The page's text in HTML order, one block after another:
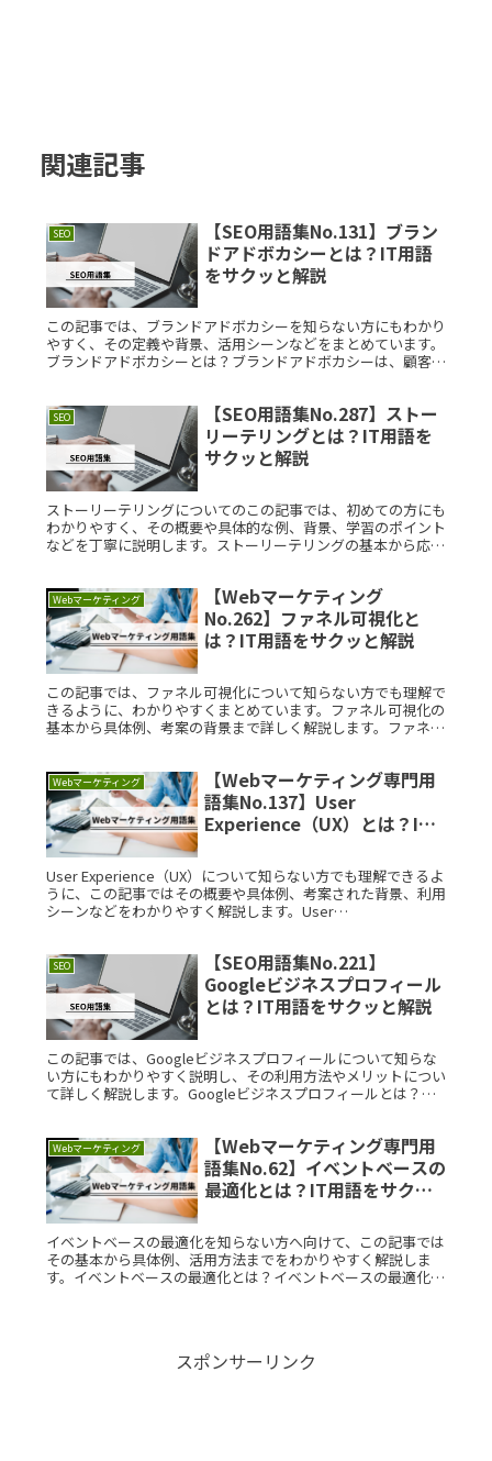
関連記事
SEO
【SEO用語集No.131】ブラン
ドアドボカシーとは？IT用語
をサクッと解説
この記事では、ブランドアドボカシーを知らない方にもわかり
やすく、その定義や背景、活用シーンなどをまとめています。
ブランドアドボカシーとは？ブランドアドボカシーは、顧客や
SEO
【SEO用語集No.287】ストー
リーテリングとは？IT用語を
サクッと解説
ストーリーテリングについてのこの記事では、初めての方にも
わかりやすく、その概要や具体的な例、背景、学習のポイント
などを丁寧に説明します。ストーリーテリングの基本から応用
Webマーケティング
【Webマーケティング
No.262】ファネル可視化と
は？IT用語をサクッと解説
この記事では、ファネル可視化について知らない方でも理解で
きるように、わかりやすくまとめています。ファネル可視化の
基本から具体例、考案の背景まで詳しく解説します。ファネル
Webマーケティング
【Webマーケティング専門用
語集No.137】User
Experience（UX）とは？IT
User Experience（UX）について知らない方でも理解できるよ
うに、この記事ではその概要や具体例、考案された背景、利用
シーンなどをわかりやすく解説します。User
SEO
【SEO用語集No.221】
Googleビジネスプロフィール
とは？IT用語をサクッと解説
この記事では、Googleビジネスプロフィールについて知らな
い方にもわかりやすく説明し、その利用方法やメリットについ
て詳しく解説します。Googleビジネスプロフィールとは？
Webマーケティング
【Webマーケティング専門用
語集No.62】イベントベースの
最適化とは？IT用語をサクッ
イベントベースの最適化を知らない方へ向けて、この記事では
その基本から具体例、活用方法までをわかりやすく解説しま
す。イベントベースの最適化とは？イベントベースの最適化と
スポンサーリンク